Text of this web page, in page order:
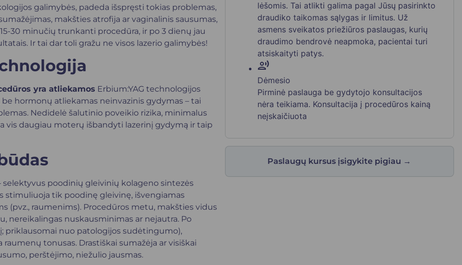
galimybės, padeda išspręsti tokias problemas,
makšties atrofija ar vaginalinis sausumas,
30 minučių trunkanti procedūra, ir po 3 dienų jau
Ir tai dar toli gražu ne visos lazerio galimybės!
yra atliekamos Erbium:YAG technologijos
be hormonų atliekamas neinvazinis gydymas – tai
Nedidelė šalutinio poveikio rizika, minimalus
vis daugiau moterų išbandyti lazerinį gydymą ir taip
selektyvus poodinių gleivinių kolageno sintezės
stimuliuoja tik poodinę gleivinę, išvengiamas
(pvz., raumenims). Procedūros metu, makšties vidus
nereikalingas nuskausminimas ar nejautra. Po
priklausomai nuo patologijos sudėtingumo),
tonusas. Drastiškai sumažėja ar visiškai
perštėjimo, niežulio jausmas.
lėšomis. Tai atlikti galima pagal Jūsų pasirinkto
draudiko taikomas sąlygas ir limitus. Už
asmens sveikatos priežiūros paslaugas, kurių
draudimo bendrovė neapmoka, pacientai turi
atsiskaityti patys.
record_voice_over
Dėmesio
Pirminė paslauga be gydytojo konsultacijos
nėra teikiama. Konsultacija į procedūros kainą
neįskaičiuota
Paslaugų kursus įsigykite pigiau →